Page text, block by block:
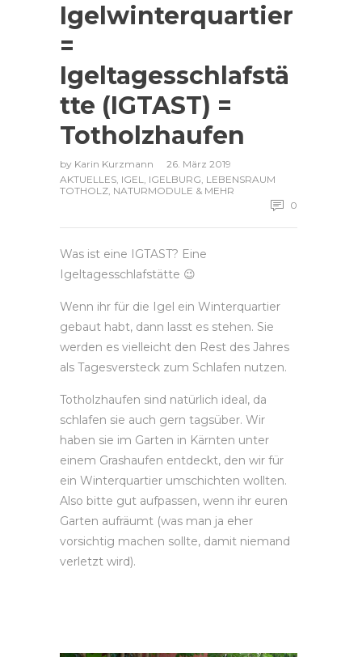
Igelwinterquartier
=
Igeltagesschlafstä
tte (IGTAST) =
Totholzhaufen
by Karin Kurzmann
26. März 2019
AKTUELLES, IGEL, IGELBURG, LEBENSRAUM
TOTHOLZ, NATURMODULE & MEHR
0
Was ist eine IGTAST? Eine
Igeltagesschlafstätte 😉
Wenn ihr für die Igel ein Winterquartier
gebaut habt, dann lasst es stehen. Sie
werden es vielleicht den Rest des Jahres
als Tagesversteck zum Schlafen nutzen.
Totholzhaufen sind natürlich ideal, da
schlafen sie auch gern tagsüber. Wir
haben sie im Garten in Kärnten unter
einem Grashaufen entdeckt, den wir für
ein Winterquartier umschichten wollten.
Also bitte gut aufpassen, wenn ihr euren
Garten aufräumt (was man ja eher
vorsichtig machen sollte, damit niemand
verletzt wird).